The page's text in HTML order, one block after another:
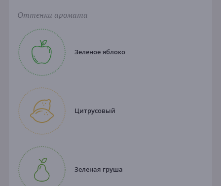
Оттенки аромата
Зеленое яблоко
Цитрусовый
Зеленая груша